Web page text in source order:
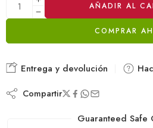
AÑADIR AL
COMPRAR
Entrega y devolución
Compartir
Guaranteed Safe